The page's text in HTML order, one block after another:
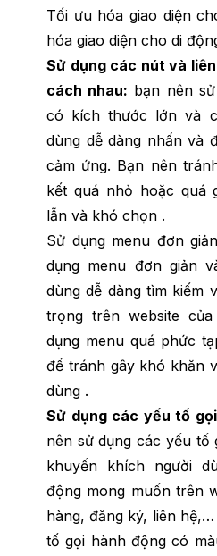
Tối ưu hóa giao diện
hóa giao diện cho di
Sử dụng các nút và
cách nhau: bạn nên
có kích thước lớn và
dùng dễ dàng nhấn và
cảm ứng. Bạn nên
kết quá nhỏ hoặc quá
lẫn và khó chọn .
Sử dụng menu đơn
dụng menu đơn giản
dùng dễ dàng tìm kiếm
trọng trên website
dụng menu quá phức
để tránh gây khó khăn
dùng .
Sử dụng các yếu tố
nên sử dụng các yếu
khuyến khích người
động mong muốn trên
hàng, đăng ký, liên
tố gọi hành động có